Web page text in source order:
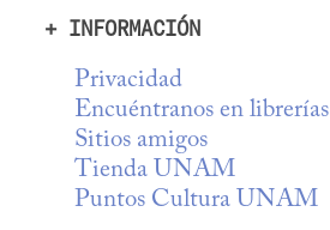
+ INFORMACIÓN
Privacidad
Encuéntranos en librerías
Sitios amigos
Tienda UNAM
Puntos Cultura UNAM